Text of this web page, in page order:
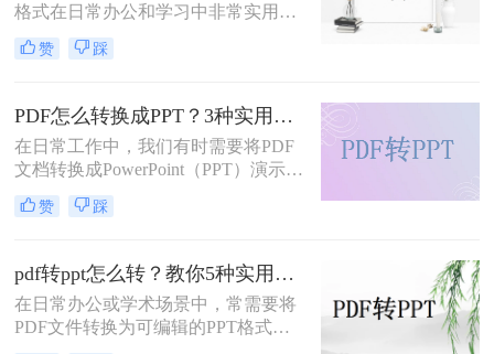
格式在日常办公和学习中非常实用，
特别是在需要对内容进行编辑或演示
时。那么pdf如何转换成ppt呢？本文
赞 踩
PDF怎么转换成PPT？3种实用方法详解！
在日常工作中，我们有时需要将PDF
文档转换成PowerPoint（PPT）演示文
稿以方便展示或编辑。那么PDF怎么
转换成PPT呢？本文将介绍几种实现
赞 踩
pdf转ppt怎么转？教你5种实用的方法！
在日常办公或学术场景中，常需要将
PDF文件转换为可编辑的PPT格式。
那么pdf转ppt怎么转呢？本文整理了5